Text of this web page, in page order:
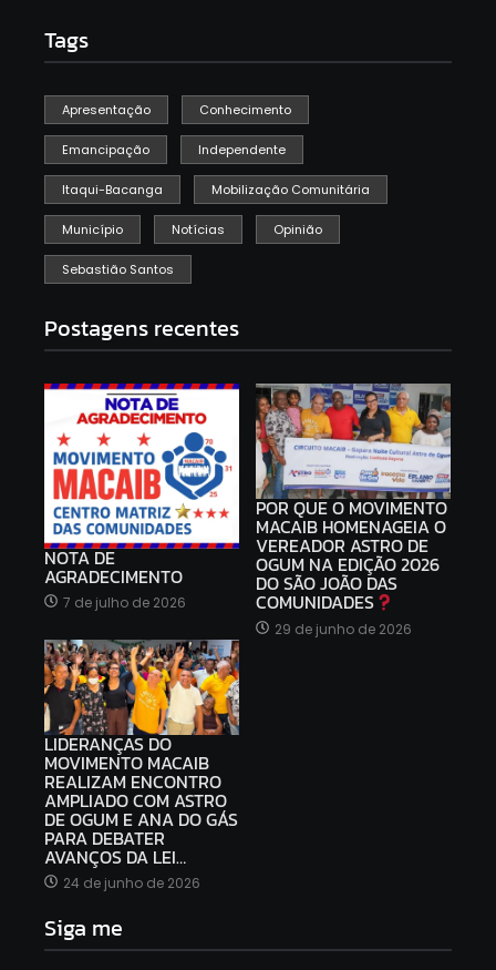
Tags
Apresentação Conhecimento
Emancipação Independente
Itaqui-Bacanga Mobilização Comunitária
Município Notícias Opinião
Sebastião Santos
Postagens recentes
NOTA DE
AGRADECIMENTO
7 de julho de 2026
POR QUE O MOVIMENTO
MACAIB HOMENAGEIA O
VEREADOR ASTRO DE
OGUM NA EDIÇÃO 2026
DO SÃO JOÃO DAS
COMUNIDADES
29 de junho de 2026
LIDERANÇAS DO
MOVIMENTO MACAIB
REALIZAM ENCONTRO
AMPLIADO COM ASTRO
DE OGUM E ANA DO GÁS
PARA DEBATER
AVANÇOS DA LEI…
24 de junho de 2026
Siga me